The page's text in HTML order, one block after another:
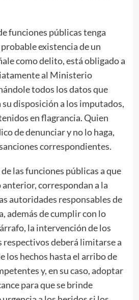
funciones públicas tenga
existencia de un
como delito, está obligado a
al Ministerio
todos los datos que
disposición a los imputados,
en flagrancia. Quien
de denunciar y no lo haga,
correspondientes.
las funciones públicas a que
correspondan a la
autoridades responsables de
además de cumplir con lo
la intervención de los
deberá limitarse a
los hechos hasta el arribo de
y, en su caso, adoptar
para que se brinde